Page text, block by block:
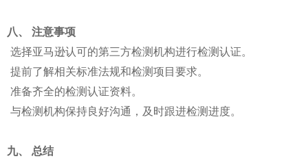
八、 注意事项
选择亚马逊认可的第三方检测机构进行检测认证。
提前了解相关标准法规和检测项目要求。
准备齐全的检测认证资料。
与检测机构保持良好沟通，及时跟进检测进度。
九、 总结